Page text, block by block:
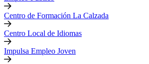
Centro de Formación La Calzada
Centro Local de Idiomas
Impulsa Empleo Joven